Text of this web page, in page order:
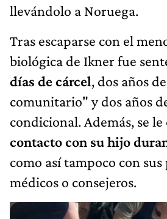
llevándolo a Noruega.
Tras escaparse con el
biológica de Ikner fue
días de cárcel, dos años
comunitario" y dos años
condicional. Además, se
contacto con su hijo
como así tampoco con sus
médicos o consejeros.